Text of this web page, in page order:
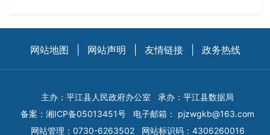
网站地图 网站声明 友情链接 政务热线
主办：平江县人民政府办公室
承办：平江县数据局
备案： 湘ICP备05013451号 电子邮箱： pjzwgkb@163.com
网站管理：0730-6263502
网站标识码：4306260016